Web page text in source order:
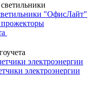
"ОфисЛайт"
электроэнергии
электроэнергии